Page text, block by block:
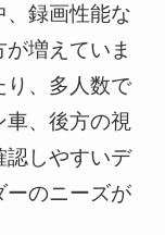
、録画性能な
増えていま
り、多人数で
、後方の視
認しやすいデ
ーのニーズが